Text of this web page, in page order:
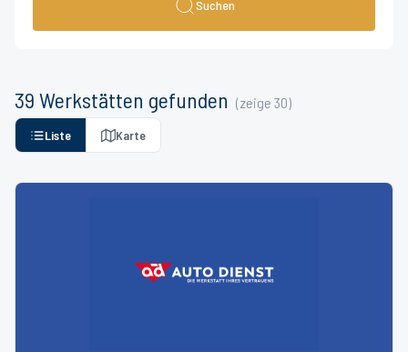
Suchen
39 Werkstätten gefunden (zeige 30)
Liste Karte